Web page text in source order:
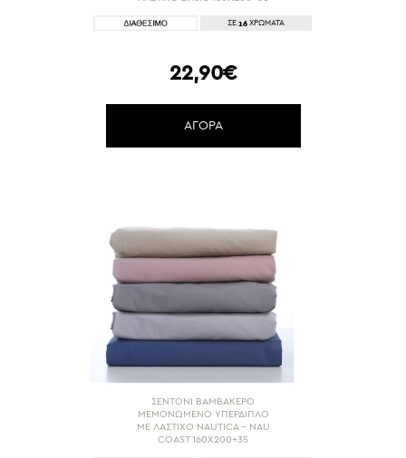
ΣΕ 16 ΧΡΩΜΑΤΑ
22,90€
ΑΓΟΡΑ
ΣΕΝΤΟΝΙ ΒΑΜΒΑΚΕΡΟ
ΜΕΜΟΝΩΜΕΝΟ ΥΠΕΡΔΙΠΛΟ
ΜΕ ΛΑΣΤΙΧΟ NAUTICA - NAU
COAST 160Χ200+35